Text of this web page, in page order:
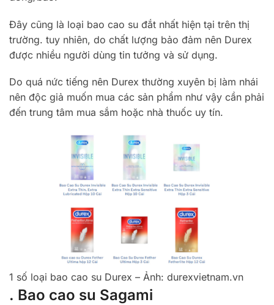
Đây cũng là loại bao cao su đắt nhất hiện tại trên thị
trường. tuy nhiên, do chất lượng bảo đảm nên Durex
được nhiều người dùng tin tưởng và sử dụng.
Do quá nức tiếng nên Durex thường xuyên bị làm nhái
nên độc giả muốn mua các sản phẩm như vậy cần phải
đến trung tâm mua sắm hoặc nhà thuốc uy tín.
1 số loại bao cao su Durex – Ảnh: durexvietnam.vn
. Bao cao su Sagami